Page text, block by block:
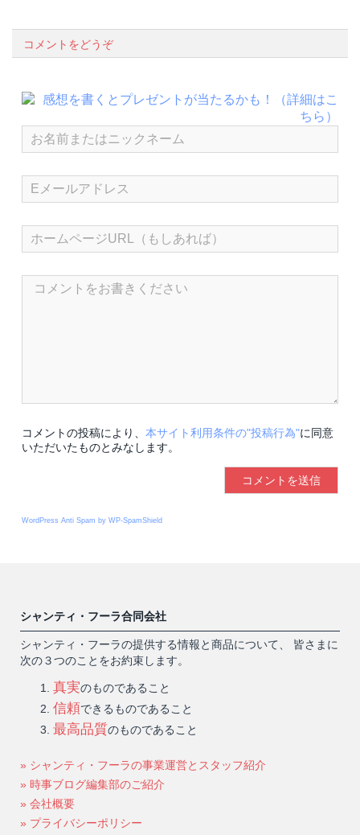
コメントをどうぞ
コメントの投稿により、 本サイト利用条件の"投稿行為"に同意
いただいたものとみなします。
WordPress Anti Spam by WP-SpamShield
シャンティ・フーラ合同会社
シャンティ・フーラの提供する情報と商品について、 皆さまに
次の３つのことをお約束します。
真実のものであること
信頼できるものであること
最高品質のものであること
» シャンティ・フーラの事業運営とスタッフ紹介
» 時事ブログ編集部のご紹介
» 会社概要
» プライバシーポリシー